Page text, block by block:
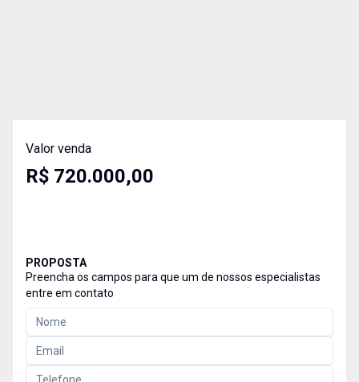
Valor venda
R$ 720.000,00
PROPOSTA
Preencha os campos para que um de nossos especialistas
entre em contato